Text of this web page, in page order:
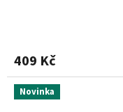
409 Kč
Novinka